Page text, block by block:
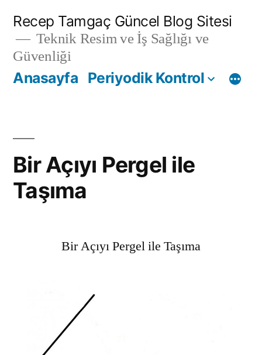
Recep Tamgaç Güncel Blog Sitesi
Teknik Resim ve İş Sağlığı ve
Güvenliği
Anasayfa Periyodik Kontrol
Bir Açıyı Pergel ile
Taşıma
Bir Açıyı Pergel ile Taşıma